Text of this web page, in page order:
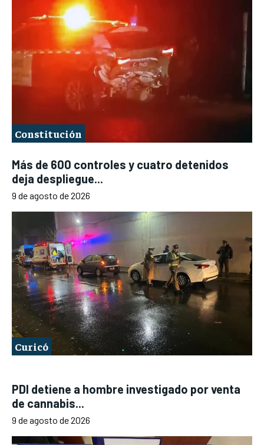
Constitución
Más de 600 controles y cuatro detenidos
deja despliegue...
9 de agosto de 2026
Curicó
PDI detiene a hombre investigado por venta
de cannabis...
9 de agosto de 2026